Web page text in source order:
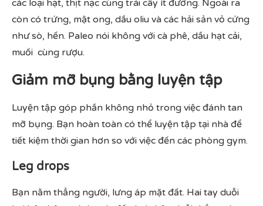
các loại hạt, thịt nạc cùng trái cây ít đường. Ngoài ra
còn có trứng, mật ong, dầu oliu và các hải sản vỏ cứng
như sò, hến. Paleo nói không với cà phê, dầu hạt cải,
muối cùng rượu.
Giảm mỡ bụng bằng luyện tập
Luyện tập góp phần không nhỏ trong việc đánh tan
mỡ bụng. Bạn hoàn toàn có thể luyện tập tại nhà để
tiết kiệm thời gian hơn so với việc đến các phòng gym.
Leg drops
Bạn nằm thẳng người, lưng áp mặt đất. Hai tay duỗi